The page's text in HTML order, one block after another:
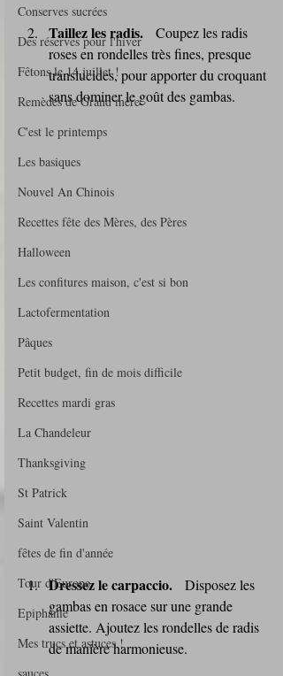
Conserves sucrées
Des réserves pour l'hiver
Fêtons le 14 juillet !
Remèdes de Grand mère
C'est le printemps
Les basiques
Nouvel An Chinois
Recettes fête des Mères, des Pères
Halloween
Les confitures maison, c'est si bon
Lactofermentation
Pâques
Petit budget, fin de mois difficile
Recettes mardi gras
La Chandeleur
Thanksgiving
St Patrick
Saint Valentin
fêtes de fin d'année
Tour d'Europe
Epiphanie
Mes trucs et astuces !
Taillez les radis. Coupez les radis
roses en rondelles très fines, presque
translucides, pour apporter du croquant
sans dominer le goût des gambas.
Dressez le carpaccio. Disposez les
gambas en rosace sur une grande
assiette. Ajoutez les rondelles de radis
de manière harmonieuse.